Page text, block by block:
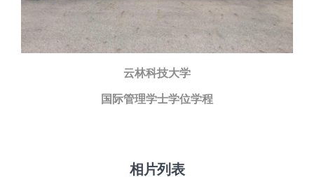
云林科技大学
国际管理学士学位学程
相片列表